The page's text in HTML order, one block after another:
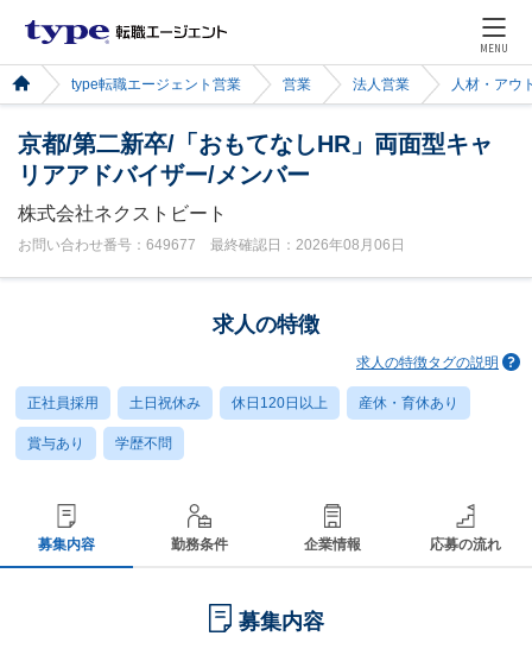
MENU
type転職エージェント営業 営業 法人営業 人材・アウ
京都/第二新卒/「おもてなしHR」両面型キャ
リアアドバイザー/メンバー
株式会社ネクストビート
お問い合わせ番号：649677 最終確認日：2026年08月06日
求人の特徴
求人の特徴タグの説明
正社員採用 土日祝休み 休日120日以上 産休・育休あり
賞与あり 学歴不問
募集内容 勤務条件 企業情報 応募の流れ
募集内容